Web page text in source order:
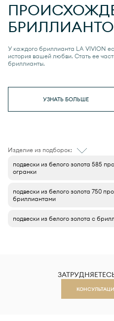
У каждого бриллианта LA VIVION
история вашей любви. Стать ее
бриллианты.
УЗНАТЬ БОЛЬШЕ
Изделие из подборок:
подвески из белого золота 585
огранки
подвески из белого золота 750
бриллиантами
подвески из белого золота с